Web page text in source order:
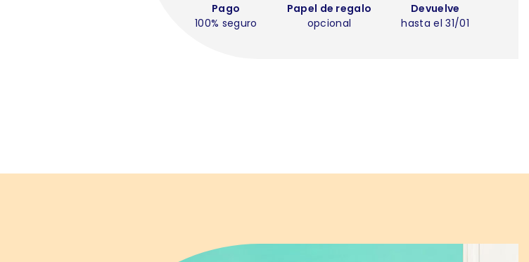
Pago
100% seguro
Papel de regalo
opcional
Devuelve
hasta el 31/01